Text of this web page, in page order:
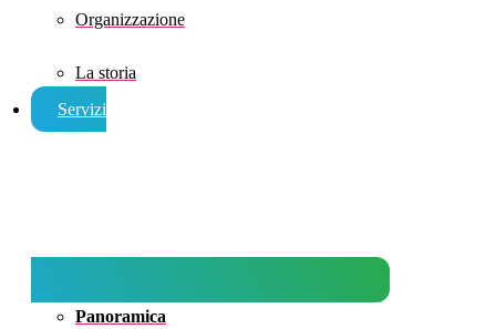
Organizzazione
La storia
Servizi
Panoramica